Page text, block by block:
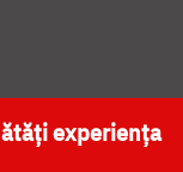
NAȚIONALĂ
experiența